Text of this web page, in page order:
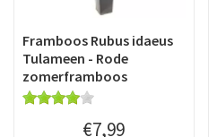
Framboos Rubus idaeus
Tulameen - Rode
zomerframboos
€7,99